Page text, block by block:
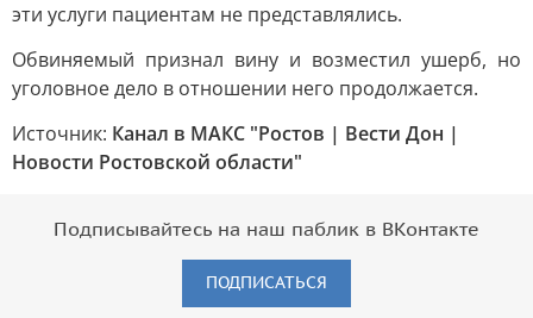
эти услуги пациентам не представлялись.
Обвиняемый признал вину и возместил ушерб, но
уголовное дело в отношении него продолжается.
Источник: Канал в МАКС "Ростов | Вести Дон |
Новости Ростовской области"
Подписывайтесь на наш паблик в ВКонтакте
ПОДПИСАТЬСЯ